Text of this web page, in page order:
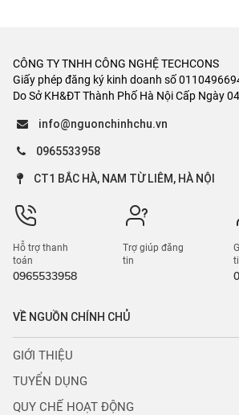
CÔNG TY TNHH CÔNG NGHỆ TECHCONS
Giấy phép đăng ký kinh doanh số
Do Sở KH&ĐT Thành Phố Hà Nội Cấp Ngày
info@nguonchinhchu.vn
0965533958
CT1 BẮC HÀ, NAM TỪ LIÊM, HÀ NỘI
Hỗ trợ thanh
toán
0965533958
Trợ giúp đăng
tin
VỀ NGUỒN CHÍNH CHỦ
GIỚI THIỆU
TUYỂN DỤNG
QUY CHẾ HOẠT ĐỘNG